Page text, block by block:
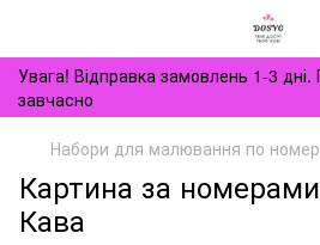
Увага! Відправка замовлень 1-3
завчасно
Набори для малювання по
Картина за
Кава